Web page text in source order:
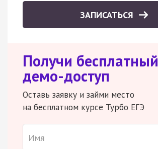
ЗАПИСАТЬСЯ
Получи бесплатный
демо-доступ
Оставь заявку и займи место
на бесплатном курсе Турбо ЕГЭ